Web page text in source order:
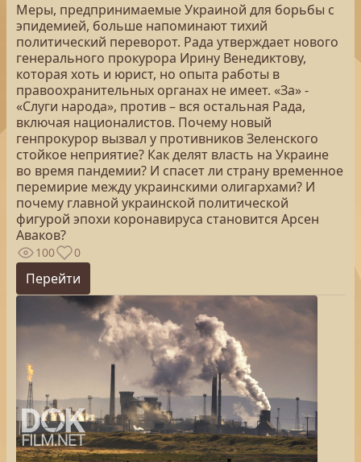
Меры, предпринимаемые Украиной для борьбы с
эпидемией, больше напоминают тихий
политический переворот. Рада утверждает нового
генерального прокурора Ирину Венедиктову,
которая хоть и юрист, но опыта работы в
правоохранительных органах не имеет. «За» -
«Слуги народа», против – вся остальная Рада,
включая националистов. Почему новый
генпрокурор вызвал у противников Зеленского
стойкое неприятие? Как делят власть на Украине
во время пандемии? И спасет ли страну временное
перемирие между украинскими олигархами? И
почему главной украинской политической
фигурой эпохи коронавируса становится Арсен
Аваков?
100 0
Перейти